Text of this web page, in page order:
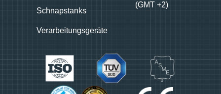
Schnapstanks
Verarbeitungsgeräte
(GMT +2)